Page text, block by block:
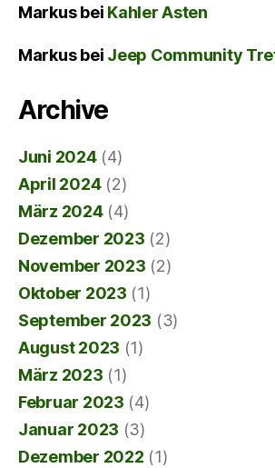
Markusbei Kahler Asten
Markusbei Jeep Community
Archive
Juni 2024(4)
April 2024(2)
März 2024(4)
Dezember 2023 (2)
November 2023 (2)
Oktober 2023 (1)
September 2023 (3)
August 2023 (1)
März 2023 (1)
Februar 2023 (4)
Januar 2023 (3)
Dezember 2022 (1)